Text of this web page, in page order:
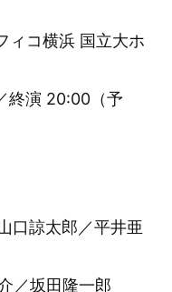
ィコ横浜 国立大ホ
終演 20:00（予
口諒太郎／平井亜
／坂田隆一郎